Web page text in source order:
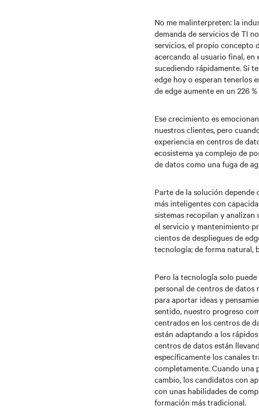
No me malinterpreten: la
demanda de servicios de TI
servicios, el propio concepto
acercando al usuario final, en
sucediendo rápidamente. Si
edge hoy o esperan tenerlos
de edge aumente en un 226
Ese crecimiento es
nuestros clientes, pero
experiencia en centros de
ecosistema ya complejo de
de datos como una fuga de
Parte de la solución depende
más inteligentes con
sistemas recopilan y
el servicio y mantenimiento
cientos de despliegues de
tecnología; de forma natural,
Pero la tecnología solo
personal de centros de datos
para aportar ideas y
sentido, nuestro progreso
centrados en los centros de
están adaptando a los
centros de datos están
específicamente los canales
completamente. Cuando una
cambio, los candidatos con
con unas habilidades de
formación más tradicional.